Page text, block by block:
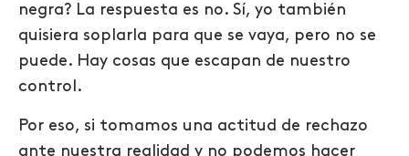
negra? La respuesta es no. Sí, yo también
quisiera soplarla para que se vaya, pero no se
puede. Hay cosas que escapan de nuestro
control.
Por eso, si tomamos una actitud de rechazo
ante nuestra realidad y no podemos hacer